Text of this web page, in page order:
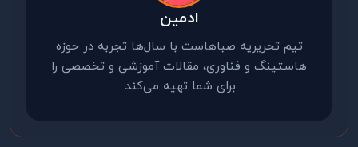
ادمین
تیم تحریریه صباهاست با سال‌ها تجربه در حوزه
هاستینگ و فناوری، مقالات آموزشی و تخصصی را
برای شما تهیه می‌کند.